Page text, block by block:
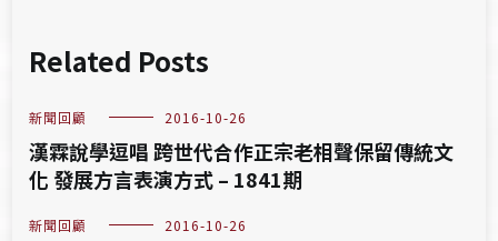
Related Posts
新聞回顧 2016-10-26
漢霖說學逗唱 跨世代合作正宗老相聲保留傳統文
化 發展方言表演方式 – 1841期
新聞回顧 2016-10-26